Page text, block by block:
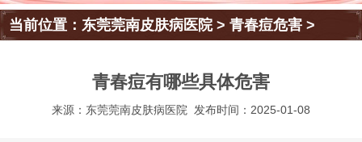
当前位置：东莞莞南皮肤病医院>青春痘危害 >
青春痘有哪些具体危害
来源：东莞莞南皮肤病医院 发布时间：2025-01-08